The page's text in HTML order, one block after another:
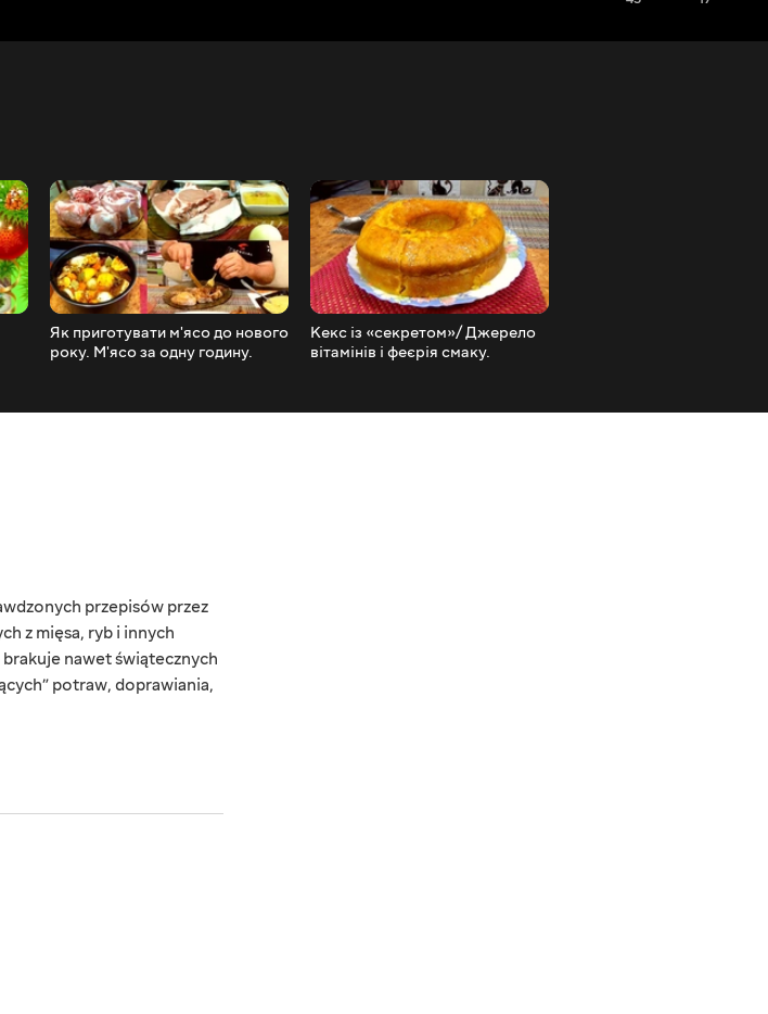
Як приготувати м'ясо до нового
року. М'ясо за одну годину.
Кекс із «секретом»/ Джерело
вітамінів і феєрія смаку.
przepisów przez
z mięsa, ryb i innych
nawet świątecznych
potraw, doprawiania,